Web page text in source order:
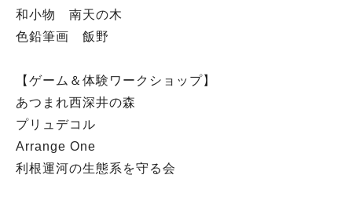
和小物 南天の木
色鉛筆画 飯野
【ゲーム＆体験ワークショップ】
あつまれ西深井の森
プリュデコル
Arrange One
利根運河の生態系を守る会